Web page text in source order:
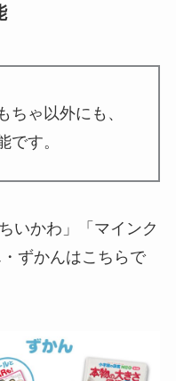
ちゃ以外にも、
です。
いかわ」「マインク
ずかんはこちらで